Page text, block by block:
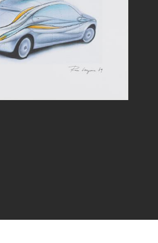
MNAM-CCI/Audrey Laurans/Dist.